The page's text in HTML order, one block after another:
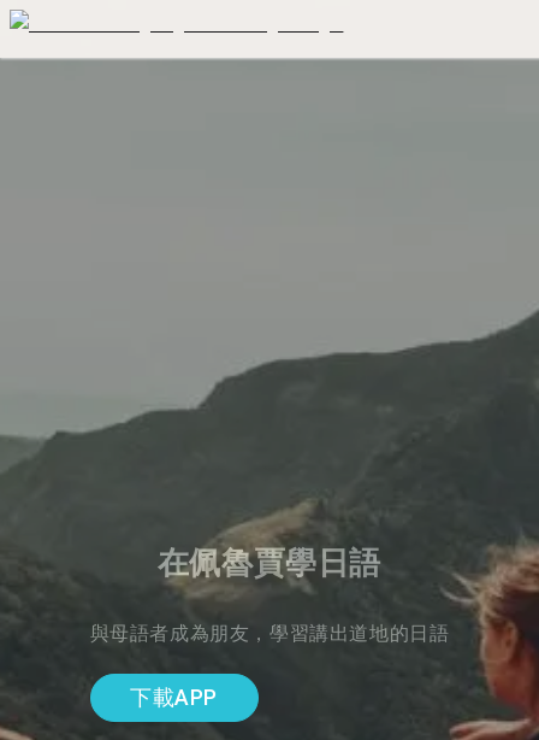
在佩魯賈學日語
與母語者成為朋友，學習講出道地的日語
下載APP